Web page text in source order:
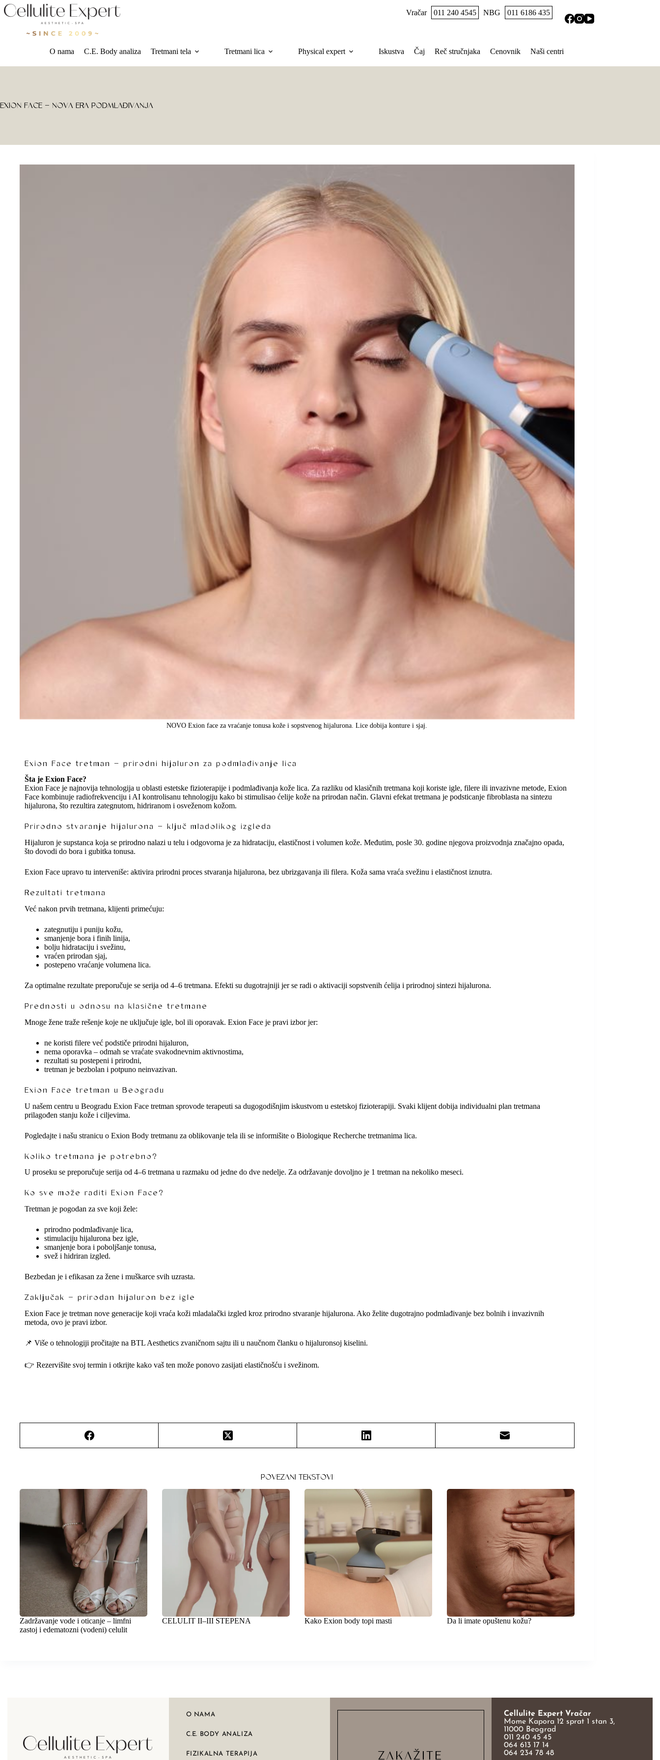
Vračar 011 240 4545 NBG 011 6186 435
O nama C.E. Body analiza Tretmani tela Tretmani lica Physical expert Iskustva Čaj Reč stručnjaka Cenovnik Naši centri
EXION FACE – NOVA ERA PODMLAĐIVANJA
NOVO Exion face za vraćanje tonusa kože i sopstvenog hijalurona. Lice dobija konture i sjaj.
Exion Face tretman – prirodni hijaluron za podmlađivanje lica
Šta je Exion Face?
Exion Face je najnovija tehnologija u oblasti estetske fizioterapije i podmlađivanja kože lica. Za razliku od klasičnih tretmana koji koriste igle, filere ili invazivne metode, Exion
Face kombinuje radiofrekvenciju i AI kontrolisanu tehnologiju kako bi stimulisao ćelije kože na prirodan način. Glavni efekat tretmana je podsticanje fibroblasta na sintezu
hijalurona, što rezultira zategnutom, hidriranom i osveženom kožom.
Prirodno stvaranje hijalurona – ključ mladolikog izgleda
Hijaluron je supstanca koja se prirodno nalazi u telu i odgovorna je za hidrataciju, elastičnost i volumen kože. Međutim, posle 30. godine njegova proizvodnja značajno opada,
što dovodi do bora i gubitka tonusa.
Exion Face upravo tu interveniše: aktivira prirodni proces stvaranja hijalurona, bez ubrizgavanja ili filera. Koža sama vraća svežinu i elastičnost iznutra.
Rezultati tretmana
Već nakon prvih tretmana, klijenti primećuju:
zategnutiju i puniju kožu,
smanjenje bora i finih linija,
bolju hidrataciju i svežinu,
vraćen prirodan sjaj,
postepeno vraćanje volumena lica.
Za optimalne rezultate preporučuje se serija od 4–6 tretmana. Efekti su dugotrajniji jer se radi o aktivaciji sopstvenih ćelija i prirodnoj sintezi hijalurona.
Prednosti u odnosu na klasične tretmane
Mnoge žene traže rešenje koje ne uključuje igle, bol ili oporavak. Exion Face je pravi izbor jer:
ne koristi filere već podstiče prirodni hijaluron,
nema oporavka – odmah se vraćate svakodnevnim aktivnostima,
rezultati su postepeni i prirodni,
tretman je bezbolan i potpuno neinvazivan.
Exion Face tretman u Beogradu
U našem centru u Beogradu Exion Face tretman sprovode terapeuti sa dugogodišnjim iskustvom u estetskoj fizioterapiji. Svaki klijent dobija individualni plan tretmana
prilagođen stanju kože i ciljevima.
Pogledajte i našu stranicu o Exion Body tretmanu za oblikovanje tela ili se informišite o Biologique Recherche tretmanima lica.
Koliko tretmana je potrebno?
U proseku se preporučuje serija od 4–6 tretmana u razmaku od jedne do dve nedelje. Za održavanje dovoljno je 1 tretman na nekoliko meseci.
Ko sve može raditi Exion Face?
Tretman je pogodan za sve koji žele:
prirodno podmlađivanje lica,
stimulaciju hijalurona bez igle,
smanjenje bora i poboljšanje tonusa,
svež i hidriran izgled.
Bezbedan je i efikasan za žene i muškarce svih uzrasta.
Zaključak – prirodan hijaluron bez igle
Exion Face je tretman nove generacije koji vraća koži mladalački izgled kroz prirodno stvaranje hijalurona. Ako želite dugotrajno podmlađivanje bez bolnih i invazivnih
metoda, ovo je pravi izbor.
📌 Više o tehnologiji pročitajte na BTL Aesthetics zvaničnom sajtu ili u naučnom članku o hijaluronsoj kiselini.
👉 Rezervišite svoj termin i otkrijte kako vaš ten može ponovo zasijati elastičnošću i svežinom.
POVEZANI TEKSTOVI
Zadržavanje vode i oticanje – limfni
zastoj i edematozni (vodeni) celulit
CELULIT II–III STEPENA Kako Exion body topi masti Da li imate opuštenu kožu?
O NAMA
C.E. BODY ANALIZA
FIZIKALNA TERAPIJA ZAKAŽITE
Cellulite Expert Vračar
Mome Kapora 12 sprat 1 stan 3,
11000 Beograd
011 240 45 45
064 613 17 14
064 234 78 48